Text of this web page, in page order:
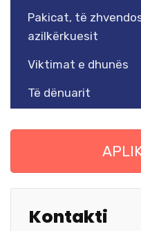
Pakicat, të
azilkërkuesit
Viktimat e dhunës
Të dënuarit
Kontakti